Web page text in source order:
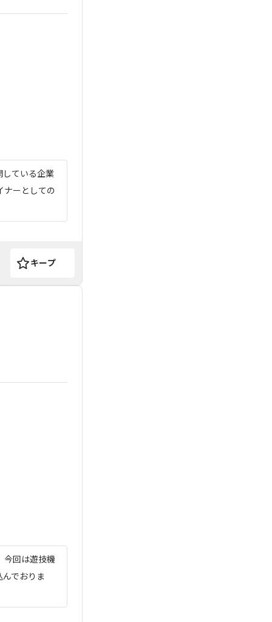
している企業
ナーとしての
キープ
今回は遊技機
でおりま